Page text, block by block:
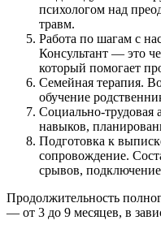
психологом над
травм.
Работа по шагам с
Консультант — это
который помогает
Семейная терапия.
обучение
Социально-трудовая
навыков,
Подготовка к
сопровождение.
срывов,
Продолжительность
— от 3 до 9 месяцев, в